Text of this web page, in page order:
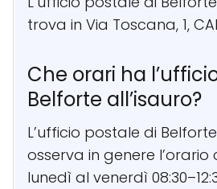
trova in Via Toscana, 1,
Che orari ha
Belforte all’isauro?
L’ufficio postale di
osserva in genere
lunedì al venerdì